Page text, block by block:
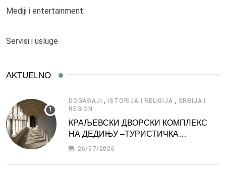
Mediji i entertainment
Servisi i usluge
AKTUELNO
DOGAĐAJI , ISTORIJA I RELIGIJA , SRBIJA I
REGION
КРАЉЕВСКИ ДВОРСКИ КОМПЛЕКС
НА ДЕДИЊУ –ТУРИСТИЧКА
АТРАКЦИЈА
26/07/2026